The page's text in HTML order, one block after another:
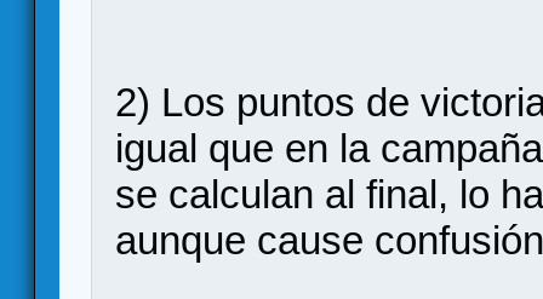
2) Los puntos de
igual que en la
se calculan al final, lo
aunque cause